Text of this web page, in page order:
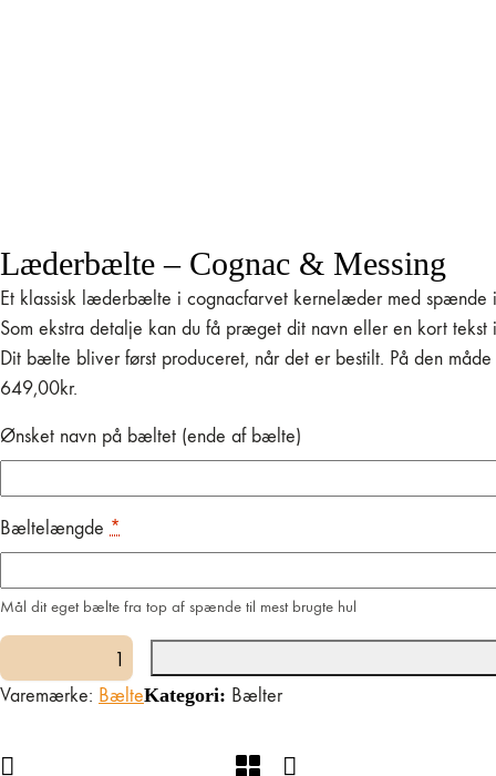
Læderbælte – Cognac & Messing
Et klassisk læderbælte i cognacfarvet kernelæder med spænde
Som ekstra detalje kan du få præget dit navn eller en kort
Dit bælte bliver først produceret, når det er bestilt. På den
649,00kr.
Ønsket navn på bæltet (ende af bælte)
Bæltelængde *
Mål dit eget bælte fra top af spænde til mest brugte hul
-
&
Varemærke: BælteKategori: Bælter